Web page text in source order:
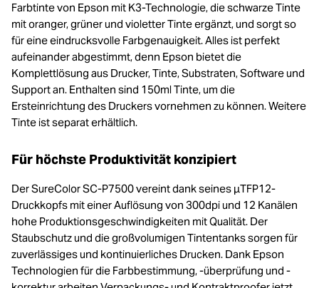
Farbtinte von Epson mit K3-Technologie, die schwarze Tinte
mit oranger, grüner und violetter Tinte ergänzt, und sorgt so
für eine eindrucksvolle Farbgenauigkeit. Alles ist perfekt
aufeinander abgestimmt, denn Epson bietet die
Komplettlösung aus Drucker, Tinte, Substraten, Software und
Support an. Enthalten sind 150ml Tinte, um die
Ersteinrichtung des Druckers vornehmen zu können. Weitere
Tinte ist separat erhältlich.
Für höchste Produktivität konzipiert
Der SureColor SC-P7500 vereint dank seines μTFP12-
Druckkopfs mit einer Auflösung von 300dpi und 12 Kanälen
hohe Produktionsgeschwindigkeiten mit Qualität. Der
Staubschutz und die großvolumigen Tintentanks sorgen für
zuverlässiges und kontinuierliches Drucken. Dank Epson
Technologien für die Farbbestimmung, -überprüfung und -